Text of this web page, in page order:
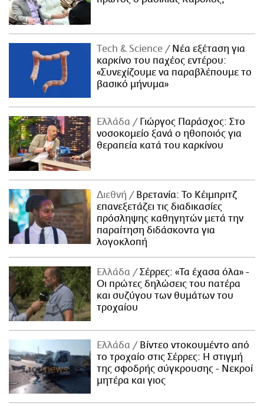
Τech & Science
Νέα εξέταση για
καρκίνο του παχέος εντέρου:
«Συνεχίζουμε να παραβλέπουμε το
βασικό μήνυμα»
Ελλάδα
Γιώργος Παράσχος: Στο
νοσοκομείο ξανά ο ηθοποιός για
θεραπεία κατά του καρκίνου
Διεθνή
Βρετανία: Το Κέιμπριτζ
επανεξετάζει τις διαδικασίες
πρόσληψης καθηγητών μετά την
παραίτηση διδάσκοντα για
λογοκλοπή
Ελλάδα
Σέρρες: «Τα έχασα όλα» -
Οι πρώτες δηλώσεις του πατέρα
και συζύγου των θυμάτων του
τροχαίου
Ελλάδα
Βίντεο ντοκουμέντο από
το τροχαίο στις Σέρρες: Η στιγμή
της σφοδρής σύγκρουσης - Νεκροί
μητέρα και γιος